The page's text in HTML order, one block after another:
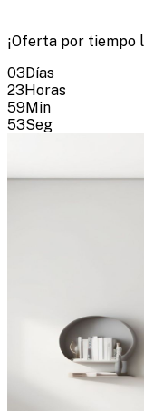
¡Oferta por tiempo
03Días
23Horas
59Min
53Seg